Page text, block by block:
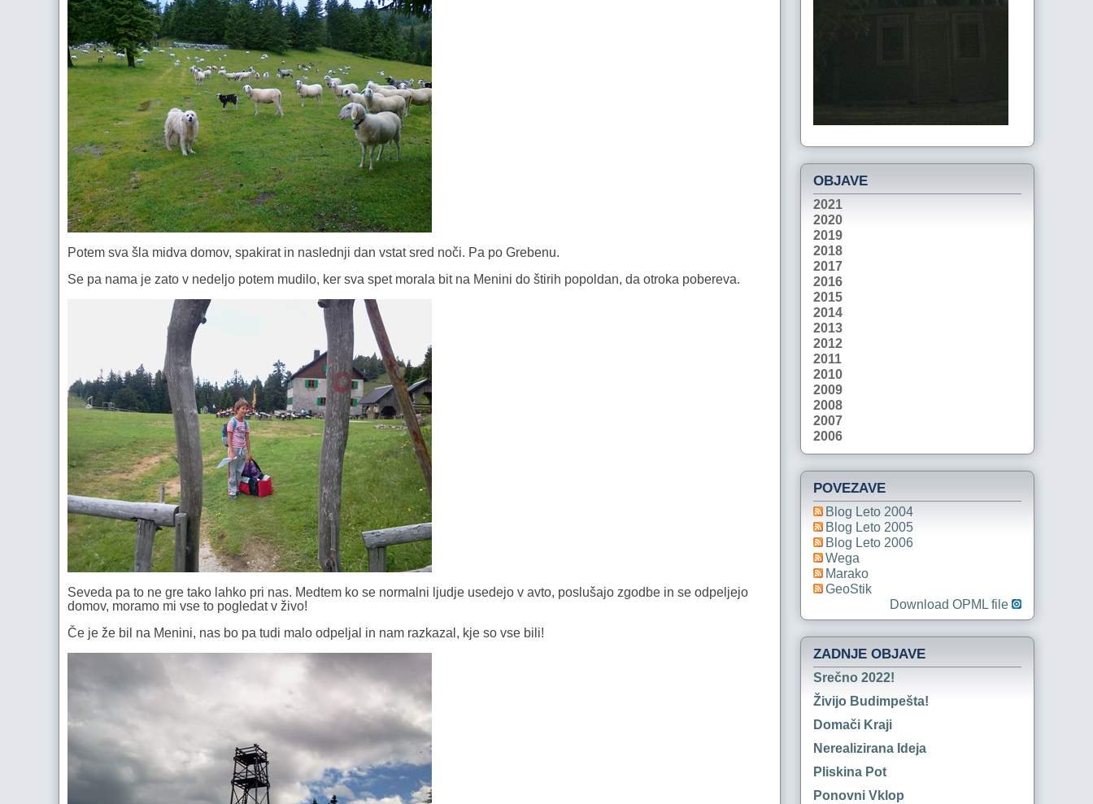
Potem sva šla midva domov, spakirat in naslednji dan vstat sred noči. Pa po Grebenu.
Se pa nama je zato v nedeljo potem mudilo, ker sva spet morala bit na Menini do štirih popoldan, da otroka pobereva.
Seveda pa to ne gre tako lahko pri nas. Medtem ko se normalni ljudje usedejo v avto, poslušajo zgodbe in se odpeljejo
domov, moramo mi vse to pogledat v živo!
Če je že bil na Menini, nas bo pa tudi malo odpeljal in nam razkazal, kje so vse bili!
OBJAVE
2021
2020
2019
2018
2017
2016
2015
2014
2013
2012
2011
2010
2009
2008
2007
2006
POVEZAVE
Blog Leto 2004
Blog Leto 2005
Blog Leto 2006
Wega
Marako
GeoStik
Download OPML file
ZADNJE OBJAVE
Srečno 2022!
Živijo Budimpešta!
Domači Kraji
Nerealizirana Ideja
Pliskina Pot
Ponovni Vklop